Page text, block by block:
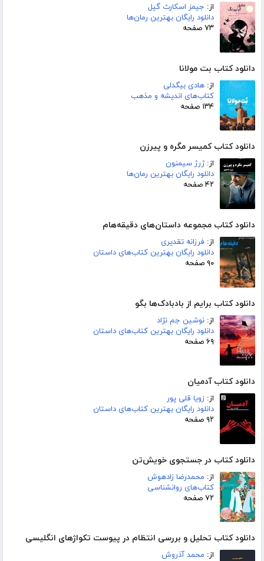
از: جیمز اسکارث گیل
دانلود رایگان بهترین رمان‌ها
۷۳ صفحه
دانلود کتاب بت مولانا
از: هادی بیگدلی
کتاب‌های اندیشه و مذهب
۱۳۴ صفحه
دانلود کتاب کمیسر مگره و پیرزن
از:ژرژ سیمنون
دانلود رایگان بهترین رمان‌ها
۴۲ صفحه
دانلود کتاب مجموعه داستان‌های دقیقه‌هام
از: فرزانه تقدیری
دانلود رایگان بهترین کتاب‌های داستان
۹۰ صفحه
دانلود کتاب برایم از بادبادک‌ها بگو
از: نوشین جم نژاد
دانلود رایگان بهترین کتاب‌های داستان
۶۹ صفحه
دانلود کتاب آدمیان
از: زویا قلی پور
دانلود رایگان بهترین کتاب‌های داستان
۹۲ صفحه
دانلود کتاب در جستجوی خویش‌تن
از: محمدرضا زادهوش
کتاب‌های روانشناسی
۷۲ صفحه
دانلود کتاب تحلیل و بررسی انتظام در پیوست تکواژهای انگلیسی
از: محمد آذروش